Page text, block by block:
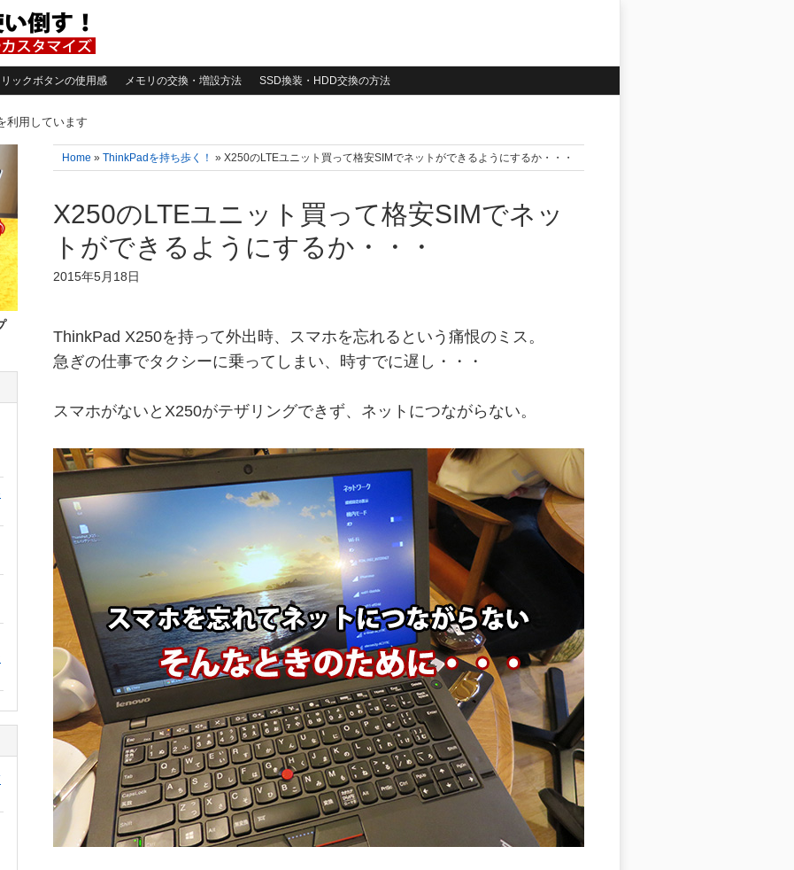
ックボタンの使用感 メモリの交換・増設方法 SSD換装・HDD交換の方法
利用しています
Home » ThinkPadを持ち歩く！ » X250のLTEユニット買って格安SIMでネットができるようにするか・・・
X250のLTEユニット買って格安SIMでネッ
トができるようにするか・・・
2015年5月18日
ThinkPad X250を持って外出時、スマホを忘れるという痛恨のミス。
急ぎの仕事でタクシーに乗ってしまい、時すでに遅し・・・
スマホがないとX250がテザリングできず、ネットにつながらない。